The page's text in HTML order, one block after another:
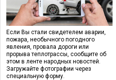
Если Вы стали свидетелем аварии,
пожара, необычного погодного
явления, провала дороги или
прорыва теплотрассы, сообщите об
этом в ленте народных новостей.
Загружайте фотографии через
специальную форму.